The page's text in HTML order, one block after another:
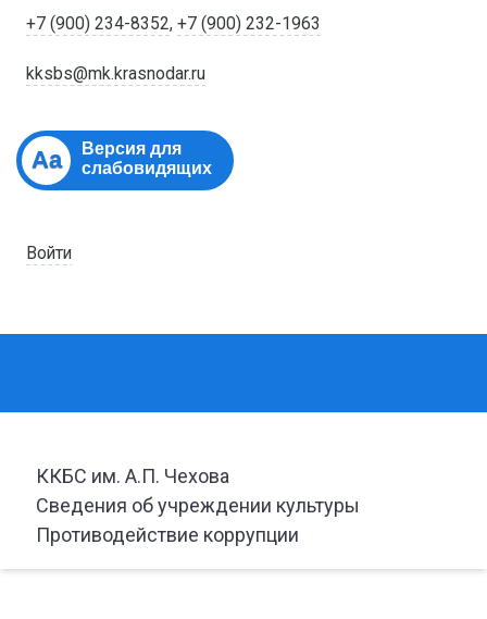
+7 (900) 234-8352, +7 (900) 232-1963
kksbs@mk.krasnodar.ru
Aa
Версия для
слабовидящих
Войти
ККБС им. А.П. Чехова
Сведения об учреждении культуры
Противодействие коррупции